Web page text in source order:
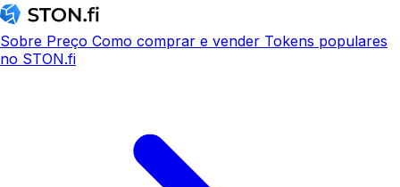
Sobre Preço Como comprar e vender Tokens populares
no STON.fi